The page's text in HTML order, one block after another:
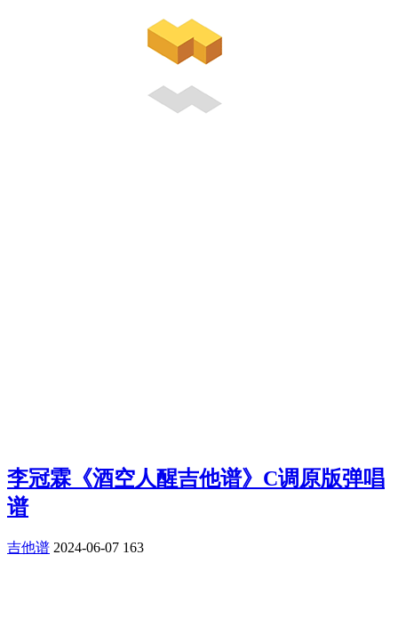
李冠霖《酒空人醒吉他谱》C调原版弹唱
谱
吉他谱 2024-06-07 163